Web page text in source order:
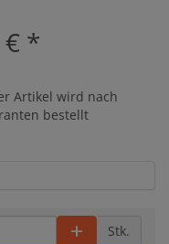
*
Artikel wird nach
bestellt
Stk.